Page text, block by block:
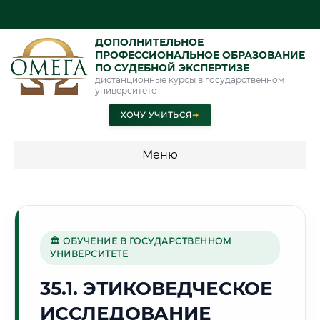
ДОПОЛНИТЕЛЬНОЕ
ПРОФЕССИОНАЛЬНОЕ ОБРАЗОВАНИЕ
ПО СУДЕБНОЙ ЭКСПЕРТИЗЕ
дистанционные курсы в государственном
университете
ХОЧУ УЧИТЬСЯ➜
Меню
специальности"
Стоимость по программам обучения "Судебная экспертиза"
Стоимость по программам обучения "Экспертиза"
🏛 ОБУЧЕНИЕ В ГОСУДАРСТВЕННОМ
УНИВЕРСИТЕТЕ
35.1. ЭТИКОВЕДЧЕСКОЕ
ИССЛЕДОВАНИЕ